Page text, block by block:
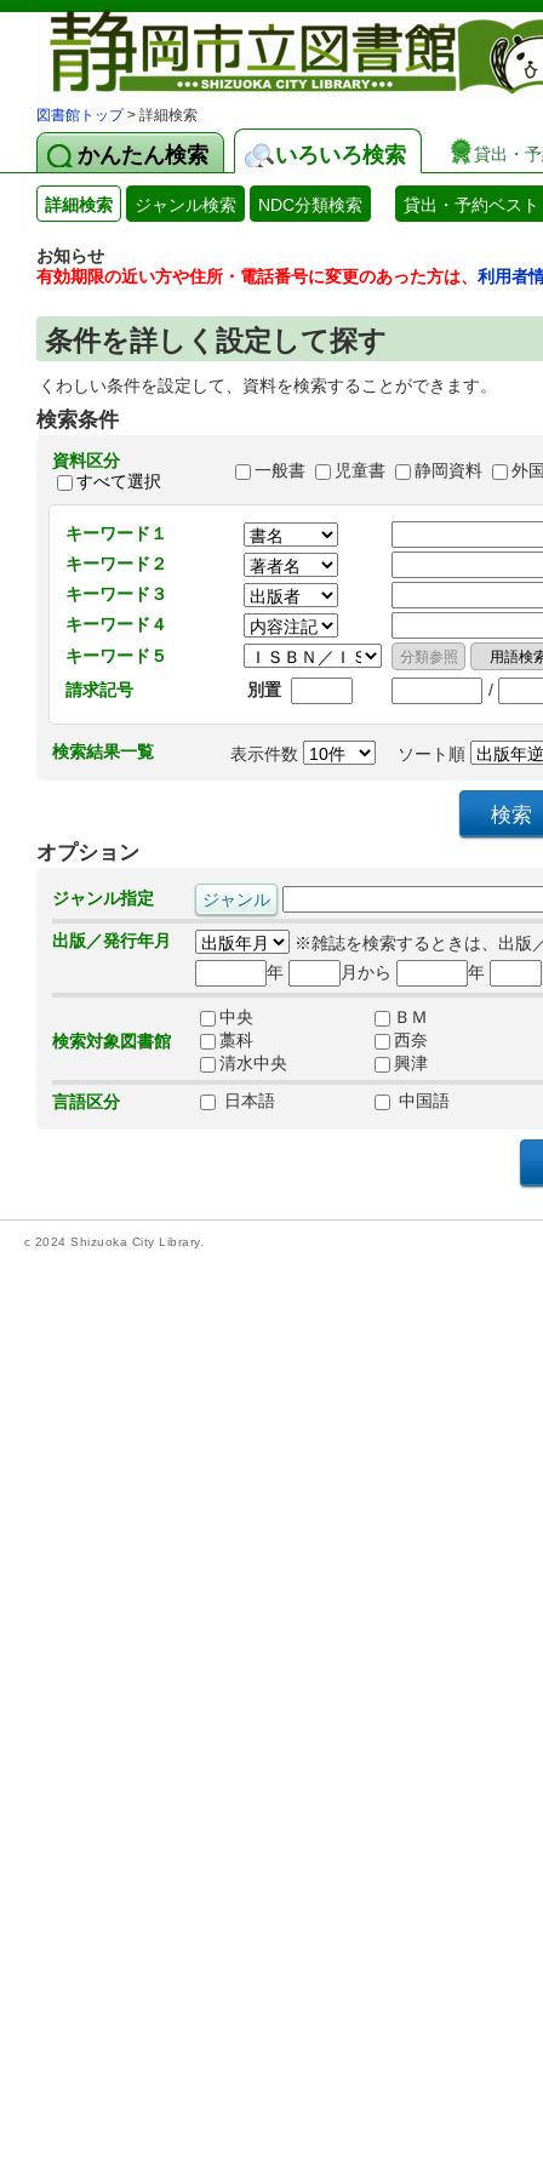
図書館トップ> 詳細検索
かんたん検索 いろいろ検索 貸出・
詳細検索 ジャンル検索 NDC分類検索 貸出・予約ベスト
お知らせ
有効期限の近い方や住所・電話番号に変更のあった方は、 利用者
条件を詳しく設定して探す
くわしい条件を設定して、資料を検索することができます。
検索条件
資料区分
すべて選択
一般書 児童書 静岡資料 外
キーワード１
キーワード２
キーワード３
キーワード４
キーワード５
請求記号
別置 /
検索結果一覧 表示件数 ソート順
オプション
ジャンル指定
出版／発行年月
※雑誌を検索するときは、出版
年
月から 年
検索対象図書館
中央
ＢＭ
藁科
西奈
清水中央
興津
言語区分
日本語 中国語
c 2024 Shizuoka City Library.